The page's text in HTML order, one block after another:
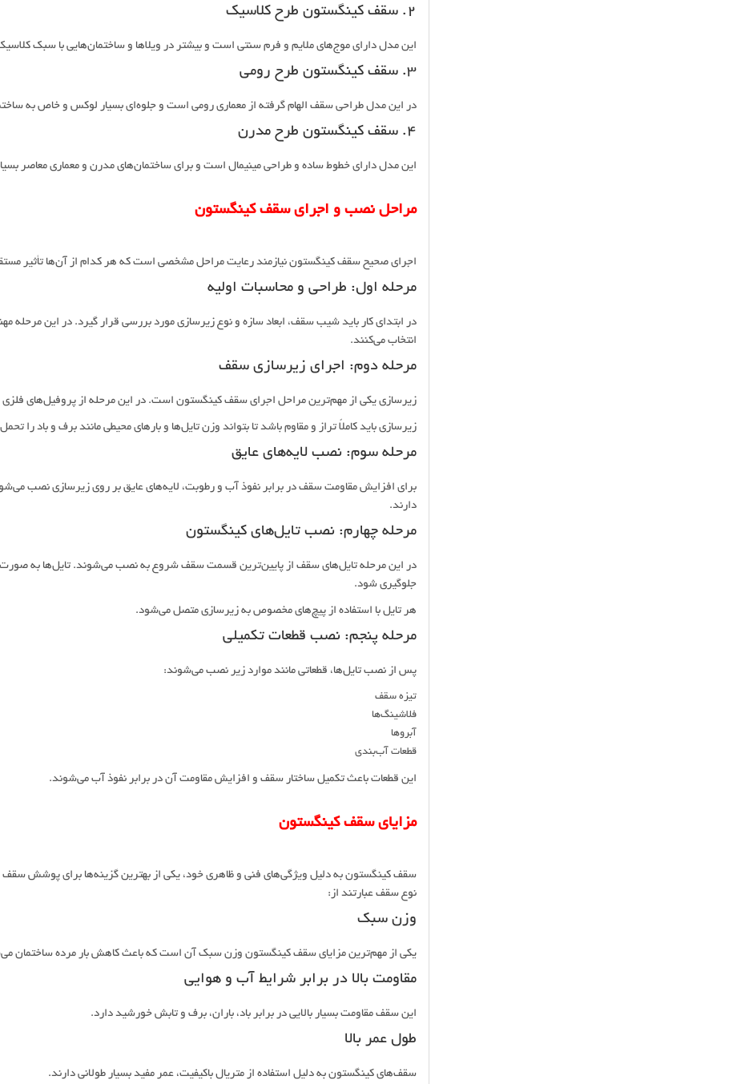
2. سقف کینگستون طرح کلاسیک
این مدل دارای موج‌های ملایم و فرم سنتی است و بیشتر در ویلاها و ساختمان‌هایی با سبک
3. سقف کینگستون طرح رومی
در این مدل طراحی سقف الهام گرفته از معماری رومی است و جلوه‌ای بسیار لوکس و خاص به
4. سقف کینگستون طرح مدرن
این مدل دارای خطوط ساده و طراحی مینیمال است و برای ساختمان‌های مدرن و معماری معاصر
مراحل نصب و اجرای سقف کینگستون
اجرای صحیح سقف کینگستون نیازمند رعایت مراحل مشخصی است که هر کدام از آن‌ها تأثیر
مرحله اول: طراحی و محاسبات اولیه
در ابتدای کار باید شیب سقف، ابعاد سازه و نوع زیرسازی مورد بررسی قرار گیرد. در این مرحله
انتخاب می‌کنند.
مرحله دوم: اجرای زیرسازی سقف
زیرسازی یکی از مهم‌ترین مراحل اجرای سقف کینگستون است. در این مرحله از پروفیل‌های
زیرسازی باید کاملاً تراز و مقاوم باشد تا بتواند وزن تایل‌ها و بارهای محیطی مانند برف و باد را
مرحله سوم: نصب لایه‌های عایق
برای افزایش مقاومت سقف در برابر نفوذ آب و رطوبت، لایه‌های عایق بر روی زیرسازی نصب
دارند.
مرحله چهارم: نصب تایل‌های کینگستون
در این مرحله تایل‌های سقف از پایین‌ترین قسمت سقف شروع به نصب می‌شوند. تایل‌ها به صورت
جلوگیری شود.
هر تایل با استفاده از پیچ‌های مخصوص به زیرسازی متصل می‌شود.
مرحله پنجم: نصب قطعات تکمیلی
پس از نصب تایل‌ها، قطعاتی مانند موارد زیر نصب می‌شوند:
تیزه سقف
فلاشینگ‌ها
آبروها
قطعات آب‌بندی
این قطعات باعث تکمیل ساختار سقف و افزایش مقاومت آن در برابر نفوذ آب می‌شوند.
مزایای سقف کینگستون
سقف کینگستون به دلیل ویژگی‌های فنی و ظاهری خود، یکی از بهترین گزینه‌ها برای پوشش
نوع سقف عبارتند از:
وزن سبک
یکی از مهم‌ترین مزایای سقف کینگستون وزن سبک آن است که باعث کاهش بار مرده ساختمان
مقاومت بالا در برابر شرایط آب و هوایی
این سقف مقاومت بسیار بالایی در برابر باد، باران، برف و تابش خورشید دارد.
طول عمر بالا
سقف‌های کینگستون به دلیل استفاده از متریال باکیفیت، عمر مفید بسیار طولانی دارند.